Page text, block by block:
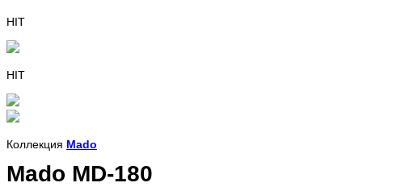
HIT
HIT
Коллекция Mado
Mado MD-180